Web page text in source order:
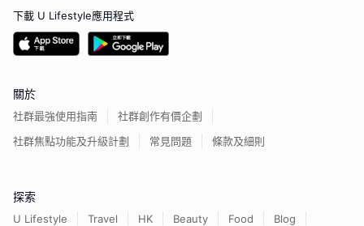
下載 U Lifestyle應用程式
關於
社群最強使用指南
社群創作有價企劃
社群焦點功能及升級計劃
常見問題 條款及細則
探索
U Lifestyle Travel HK Beauty Food
Blog